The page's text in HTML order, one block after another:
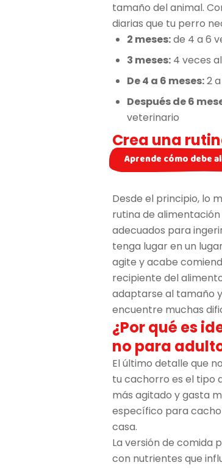
tamaño del animal.
diarias que tu perro
2 meses:de 4 a 6
3 meses: 4 veces
De 4 a 6 meses:2
Después de 6
veterinario
Crea una
Aprende cómo debe
Desde el principio, lo
rutina de
adecuados para
tenga lugar en un
agite y acabe
recipiente del
adaptarse al tamaño
encuentre muchas
¿Por qué es
no para
El último detalle que
tu cachorro es el tipo
más agitado y gasta
específico para
casa.
La versión de comida
con nutrientes que